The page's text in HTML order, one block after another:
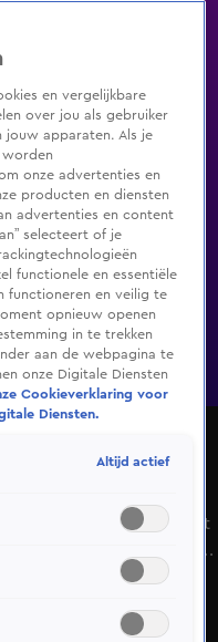
Zenders Genres
De Bondgenoten
Stegeman springt
Hij is bestolen door zijn
jarige Cocky, vraagt
thuishulp met zijn laffe
en vergelijkbare
over jou als gebruiker
jouw apparaten. Als je
worden
onze advertenties en
producten en diensten
advertenties en content
selecteert of je
functionele en essentiële
functioneren en veilig te
opnieuw openen
in te trekken
aan de webpagina te
onze Digitale Diensten
Cookieverklaring voor
Diensten.
Altijd actief